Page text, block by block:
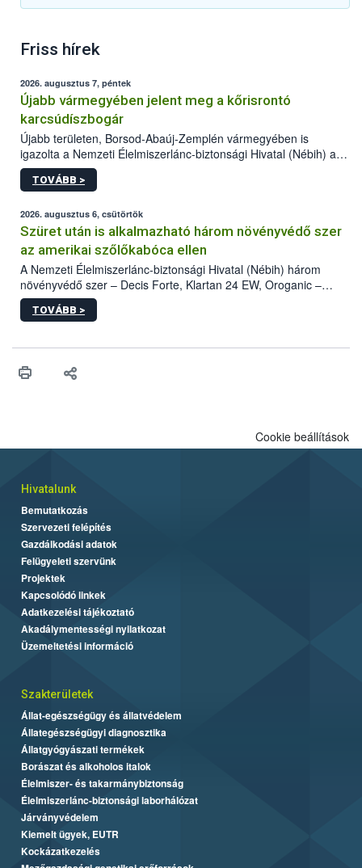
Friss hírek
2026. augusztus 7, péntek
Újabb vármegyében jelent meg a kőrisrontó
karcsúdíszbogár
Újabb területen, Borsod-Abaúj-Zemplén vármegyében is
igazolta a Nemzeti Élelmiszerlánc-biztonsági Hivatal (Nébih) a
kőrisrontó karcsúdíszbogár (Agrilus planipennis) jelenlétét. A
kártevőt nem csak színcsapdában találták meg, de már fertőzött
az intenzív felderítést, emellett az intézkedéseket a szlovák
hatósággal is összehangolják a terjedés megállítása érdekében.
TOVÁBB >
2026. augusztus 6, csütörtök
Szüret után is alkalmazható három növényvédő szer
az amerikai szőlőkabóca ellen
A Nemzeti Élelmiszerlánc-biztonsági Hivatal (Nébih) három
növényvédő szer – Decis Forte, Klartan 24 EW, Oroganic –
engedélyokiratát módosította, így azok a szüretet követően,
egészen a vesszőérettség (BBCH 91) stádiumáig
érésű szőlőkben is legyen lehetőség a károsító elleni további
felhasználók számára is elérhető és ökológiai termesztésben is
TOVÁBB >
Cookie beállítások
Hivatalunk
Bemutatkozás
Szervezeti felépítés
Gazdálkodási adatok
Felügyeleti szervünk
Projektek
Kapcsolódó linkek
Adatkezelési tájékoztató
Akadálymentességi nyilatkozat
Üzemeltetési információ
Szakterületek
Állat-egészségügy és állatvédelem
Állategészségügyi diagnosztika
Állatgyógyászati termékek
Borászat és alkoholos italok
Élelmiszer- és takarmánybiztonság
Élelmiszerlánc-biztonsági laborhálózat
Járványvédelem
Kiemelt ügyek, EUTR
Kockázatkezelés